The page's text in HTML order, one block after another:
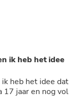
ik heb het idee
heb het idee dat
17 jaar en nog vol